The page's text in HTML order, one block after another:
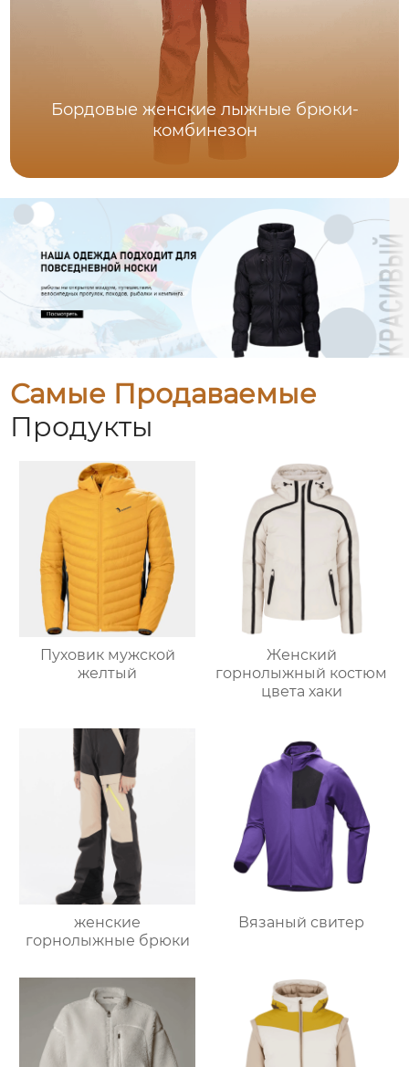
Бордовые женские лыжные брюки-
комбинезон
Самые Продаваемые
Продукты
Пуховик мужской
желтый
Женский
горнолыжный костюм
цвета хаки
женские
горнолыжные брюки
Вязаный свитер